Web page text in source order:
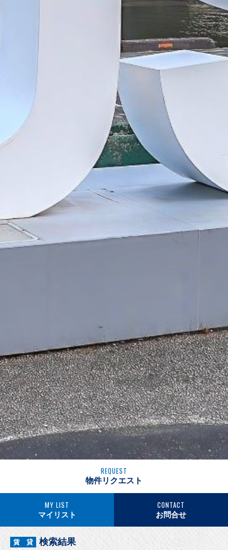
REQUEST
物件リクエスト
MY LIST
マイリスト
CONTACT
お問合せ
賃 貸 検索結果